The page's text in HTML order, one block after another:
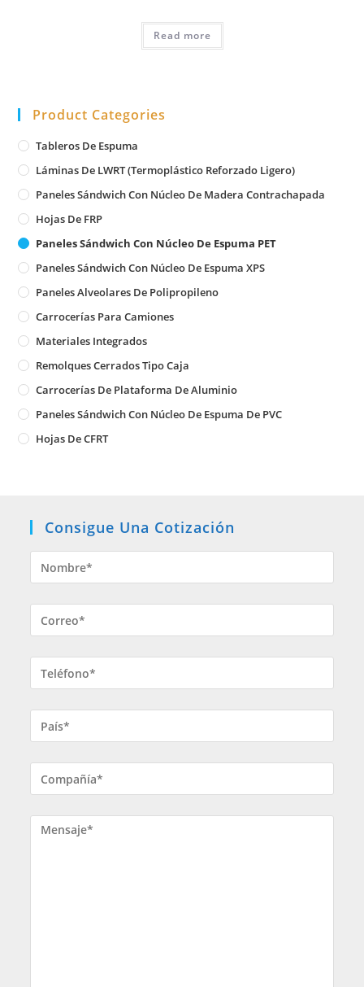
Read more
Product Categories
Tableros De Espuma
Láminas De LWRT (Termoplástico Reforzado Ligero)
Paneles Sándwich Con Núcleo De Madera Contrachapada
Hojas De FRP
Paneles Sándwich Con Núcleo De Espuma PET
Paneles Sándwich Con Núcleo De Espuma XPS
Paneles Alveolares De Polipropileno
Carrocerías Para Camiones
Materiales Integrados
Remolques Cerrados Tipo Caja
Carrocerías De Plataforma De Aluminio
Paneles Sándwich Con Núcleo De Espuma De PVC
Hojas De CFRT
Consigue Una Cotización